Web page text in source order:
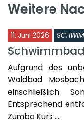
Weitere
11. Juni 2026
Aufgrund des
Waldbad
einschließlich
Entsprechend
Zumba Kurs ...